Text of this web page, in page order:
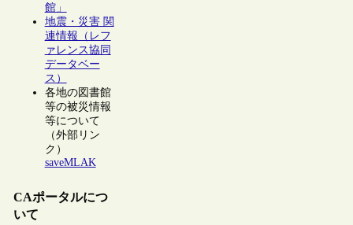
館」
地震・災害 関
連情報（レフ
ァレンス協同
データベー
ス）
各地の図書館
等の被災情報
等について
（外部リン
ク）
saveMLAK
CAポータルにつ
いて